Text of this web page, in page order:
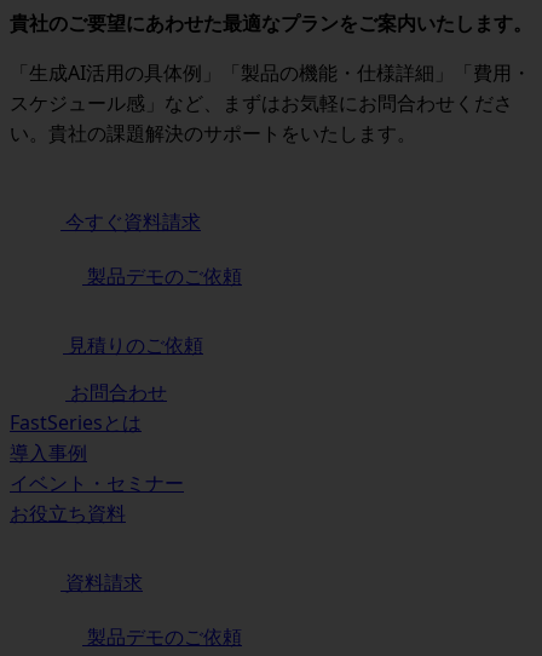
貴社のご要望にあわせた最適なプランをご案内いたします。
「生成AI活用の具体例」「製品の機能・仕様詳細」「費用・
スケジュール感」など、まずはお気軽にお問合わせくださ
い。貴社の課題解決のサポートをいたします。
今すぐ資料請求
製品デモのご依頼
見積りのご依頼
お問合わせ
FastSeriesとは
導入事例
イベント・セミナー
お役立ち資料
資料請求
製品デモのご依頼